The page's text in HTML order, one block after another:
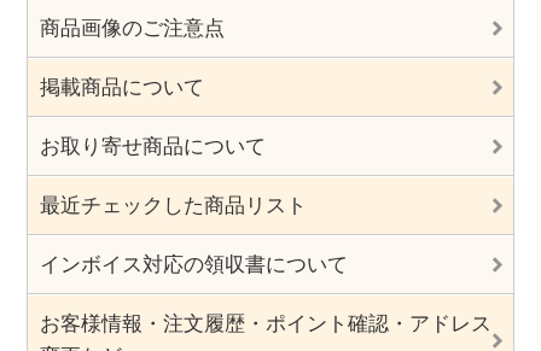
商品画像のご注意点
掲載商品について
お取り寄せ商品について
最近チェックした商品リスト
インボイス対応の領収書について
お客様情報・注文履歴・ポイント確認・アドレス